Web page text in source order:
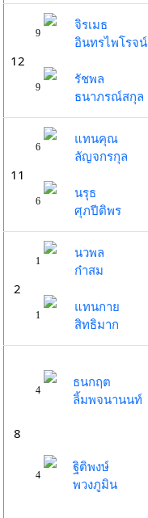
12
9
จิรเมธ
อินทรไพโรจน์
9
รัชพล
ธนาภรณ์สกุล
11
6
แทนคุณ
ลัญจกรกุล
6
นรุธ
ศุภปีติพร
2
1
นวพล
ก๋าสม
1
แทนกาย
สิทธิมาก
8
4
ธนกฤต
ลิ้มพจนานนท์
4
ฐิติพงษ์
พวงภูมิน